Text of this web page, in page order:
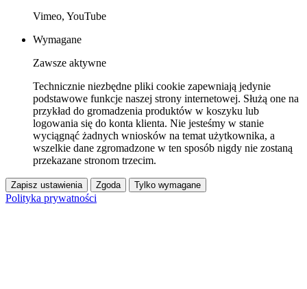
Vimeo, YouTube
Wymagane
Zawsze aktywne
Technicznie niezbędne pliki cookie zapewniają jedynie
podstawowe funkcje naszej strony internetowej. Służą one na
przykład do gromadzenia produktów w koszyku lub
logowania się do konta klienta. Nie jesteśmy w stanie
wyciągnąć żadnych wniosków na temat użytkownika, a
wszelkie dane zgromadzone w ten sposób nigdy nie zostaną
przekazane stronom trzecim.
Zapisz ustawienia Zgoda Tylko wymagane
Polityka prywatności